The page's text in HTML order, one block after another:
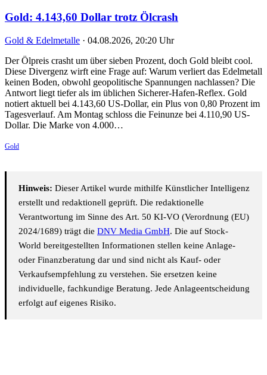
Gold: 4.143,60 Dollar trotz Ölcrash
Gold & Edelmetalle · 04.08.2026, 20:20 Uhr
Der Ölpreis crasht um über sieben Prozent, doch Gold bleibt cool.
Diese Divergenz wirft eine Frage auf: Warum verliert das Edelmetall
keinen Boden, obwohl geopolitische Spannungen nachlassen? Die
Antwort liegt tiefer als im üblichen Sicherer-Hafen-Reflex. Gold
notiert aktuell bei 4.143,60 US-Dollar, ein Plus von 0,80 Prozent im
Tagesverlauf. Am Montag schloss die Feinunze bei 4.110,90 US-
Dollar. Die Marke von 4.000…
Gold
Hinweis: Dieser Artikel wurde mithilfe Künstlicher Intelligenz
erstellt und redaktionell geprüft. Die redaktionelle
Verantwortung im Sinne des Art. 50 KI-VO (Verordnung (EU)
2024/1689) trägt die DNV Media GmbH. Die auf Stock-
World bereitgestellten Informationen stellen keine Anlage-
oder Finanzberatung dar und sind nicht als Kauf- oder
Verkaufsempfehlung zu verstehen. Sie ersetzen keine
individuelle, fachkundige Beratung. Jede Anlageentscheidung
erfolgt auf eigenes Risiko.